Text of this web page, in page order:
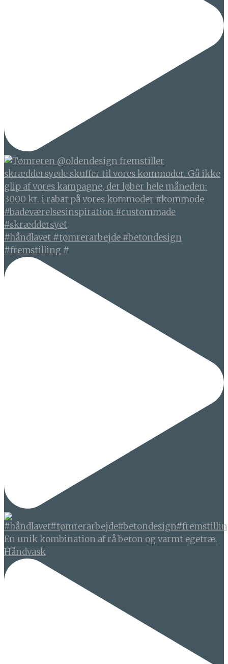
#håndlavet #tømrerarbejde #betondesign
#fremstilling #
En unik kombination af rå beton og varmt egetræ.
Håndvask